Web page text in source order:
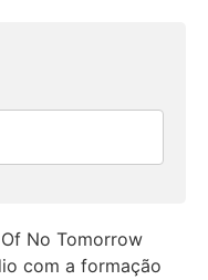
No Tomorrow
com a formação